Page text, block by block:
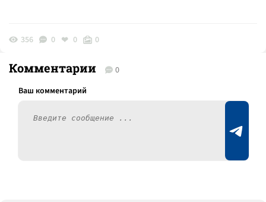
356 0 0 0
Комментарии 0